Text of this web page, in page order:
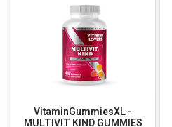
VitaminGummiesXL -
MULTIVIT KIND GUMMIES